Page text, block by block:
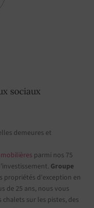
sociaux
demeures et
parmi nos 75
Groupe
propriétés d'exception en
de 25 ans, nous vous
sur les pistes, des